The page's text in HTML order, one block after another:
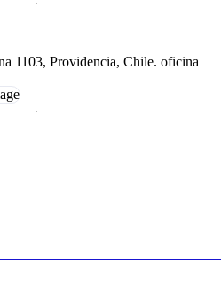
1103, Providencia, Chile. oficina